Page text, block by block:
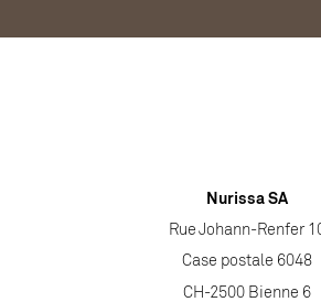
Nurissa SA
Rue Johann-Renfer
Case postale 6048
CH-2500 Bienne 6